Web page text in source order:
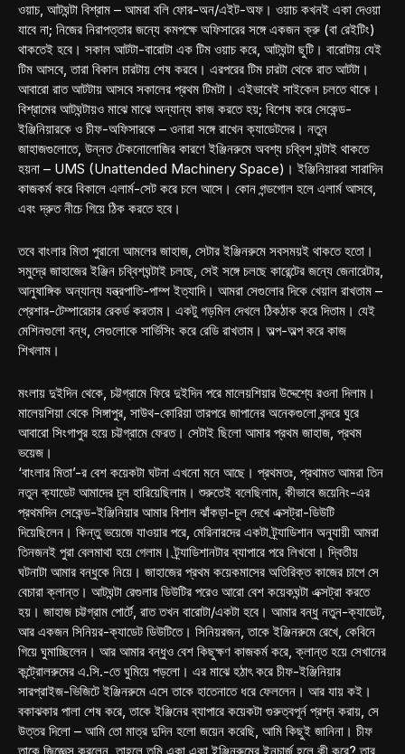
ওয়াচ, আটঘন্টা বিশ্রাম – আমরা বলি ফোর-অন/এইট-অফ। ওয়াচ কখনই একা দেওয়া
যাবে না; নিজের নিরাপত্তার জন্যে কমপক্ষে অফিসারের সঙ্গে একজন ক্রু (বা রেইটিং)
থাকতেই হবে। সকাল আটটা-বারোটা এক টিম ওয়াচ করে, আটঘন্টা ছুটি। বারোটায় যেই
টিম আসবে, তারা বিকাল চারটায় শেষ করবে। এরপরের টিম চারটা থেকে রাত আটটা।
আবারো রাত আটটায় আসবে সকালের প্রথম টিমটা। এইভাবেই সাইকেল চলতে থাকে।
বিশ্রামের আটঘন্টায়ও মাঝে মাঝে অন্যান্য কাজ করতে হয়; বিশেষ করে সেকেন্ড-
ইঞ্জিনিয়ারকে ও চীফ-অফিসারকে – ওনারা সঙ্গে রাখেন ক্যাডেটদের। নতুন
জাহাজগুলোতে, উন্নত টেকনোলোজির কারণে ইঞ্জিনরুমে অবশ্য চব্বিশ ঘন্টাই থাকতে
হয়না – UMS (Unattended Machinery Space)। ইঞ্জিনিয়াররা সারাদিন
কাজকর্ম করে বিকালে এলার্ম-সেট করে চলে আসে। কোন গন্ডগোল হলে এলার্ম আসবে,
এবং দ্রুত নীচে গিয়ে ঠিক করতে হবে।
তবে বাংলার মিতা পুরানো আমলের জাহাজ, সেটার ইঞ্জিনরুমে সবসময়ই থাকতে হতো।
সমুদ্রে জাহাজের ইঞ্জিন চব্বিশঘন্টাই চলছে, সেই সঙ্গে চলছে কারেন্টের জন্যে জেনারেটার,
আনুষাঙ্গিক অন্যান্য যন্ত্রপাতি-পাম্প ইত্যাদি। আমরা সেগুলোর দিকে খেয়াল রাখতাম –
প্রেশার-টেম্পারেচার রেকর্ড করতাম। একটু গড়মিল দেখলে ঠিকঠাক করে দিতাম। যেই
মেশিনগুলো বন্ধ, সেগুলোকে সার্ভিসিং করে রেডি রাখতাম। অল্প-অল্প করে কাজ
শিখলাম।
মংলায় দুইদিন থেকে, চট্টগ্রামে ফিরে দুইদিন পরে মালেয়শিয়ার উদ্দেশ্যে রওনা দিলাম।
মালেয়শিয়া থেকে সিঙ্গাপুর, সাউথ-কোরিয়া তারপরে জাপানের অনেকগুলো বন্দরে ঘুরে
আবারো সিংগাপুর হয়ে চট্টগ্রামে ফেরত। সেটাই ছিলো আমার প্রথম জাহাজ, প্রথম
ভয়েজ।
‘বাংলার মিতা’-র বেশ কয়েকটা ঘটনা এখনো মনে আছে। প্রথমতঃ, প্রথামত আমরা তিন
নতুন ক্যাডেট আমাদের চুল হারিয়েছিলাম। শুরুতেই বলেছিলাম, কীভাবে জয়েনিং-এর
প্রথমদিন সেকেন্ড-ইঞ্জিনিয়ার আমার বিশাল ঝাঁকড়া-চুল দেখে এক্সট্রা-ডিউটি
দিয়েছিলেন। কিন্তু ভয়েজে যাওয়ার পরে, মেরিনারদের একটা ট্র্যাডিশান অনুযায়ী আমরা
তিনজনই পুরা বেলমাথা হয়ে গেলাম। ট্র্যাডিশানটার ব্যাপারে পরে লিখবো। দ্বিতীয়
ঘটনাটা আমার বন্ধুকে নিয়ে। জাহাজের প্রথম কয়েকমাসের অতিরিক্ত কাজের চাপে সে
বেচারা ক্লান্ত। আটঘন্টা রেগুলার ডিউটির পরেও আরো বেশ কয়েকঘন্টা এক্সট্রা করতে
হয়। জাহাজ চট্টগ্রাম পোর্টে, রাত তখন বারোটা/একটা হবে। আমার বন্ধু নতুন-ক্যাডেট,
আর একজন সিনিয়র-ক্যাডেট ডিউটিতে। সিনিয়রজন, তাকে ইঞ্জিনরুমে রেখে, কেবিনে
গিয়ে ঘুমাচ্ছিলেন। আর আমার বন্ধুও বেশ কিছুক্ষণ কাজকর্ম করে, ক্লান্ত হয়ে সেখানের
কন্ট্রোলরুমের এ.সি.-তে ঘুমিয়ে পড়লো। এর মাঝে হঠাৎ করে চীফ-ইঞ্জিনিয়ার
সারপ্রাইজ-ভিজিটে ইঞ্জিনরুমে এসে তাকে হাতেনাতে ধরে ফেললেন। আর যায় কই।
বকাঝকার পালা শেষ করে, তাকে ইঞ্জিনের ব্যাপারে কয়েকটা গুরুত্বপূর্ন প্রশ্ন করায়, সে
উত্তর দিলো – আমি তো মাত্র দুদিন হলো জয়েন করেছি, আমি কিছুই জানিনা। চীফ